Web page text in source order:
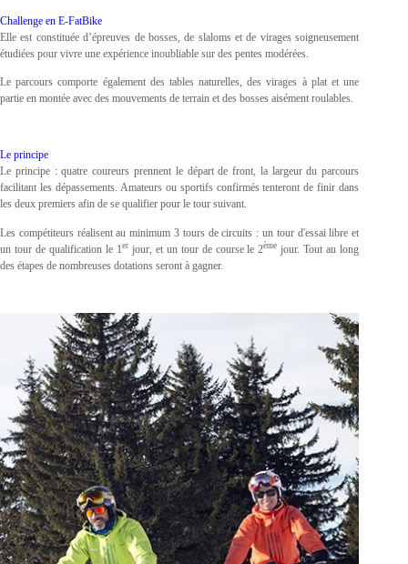
Challenge en E-FatBike
Elle est constituée d’épreuves de bosses, de slaloms et de virages soigneusement
étudiées pour vivre une expérience inoubliable sur des pentes modérées.
Le parcours comporte également des tables naturelles, des virages à plat et une
partie en montée avec des mouvements de terrain et des bosses aisément roulables.
Le principe
Le principe : quatre coureurs prennent le départ de front, la largeur du parcours
facilitant les dépassements. Amateurs ou sportifs confirmés tenteront de finir dans
les deux premiers afin de se qualifier pour le tour suivant.
Les compétiteurs réalisent au minimum 3 tours de circuits : un tour d'essai libre et
un tour de qualification le 1erjour, et un tour de course le 2ème jour. Tout au long
des étapes de nombreuses dotations seront à gagner.